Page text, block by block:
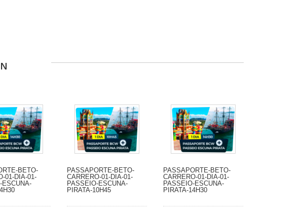
BETO-
01-DIA-01-
ESCUNA-
PASSAPORTE-BETO-
CARRERO-01-DIA-01-
PASSEIO-ESCUNA-
PIRATA-10H45
PASSAPORTE-BETO-
CARRERO-01-DIA-01-
PASSEIO-ESCUNA-
PIRATA-14H30